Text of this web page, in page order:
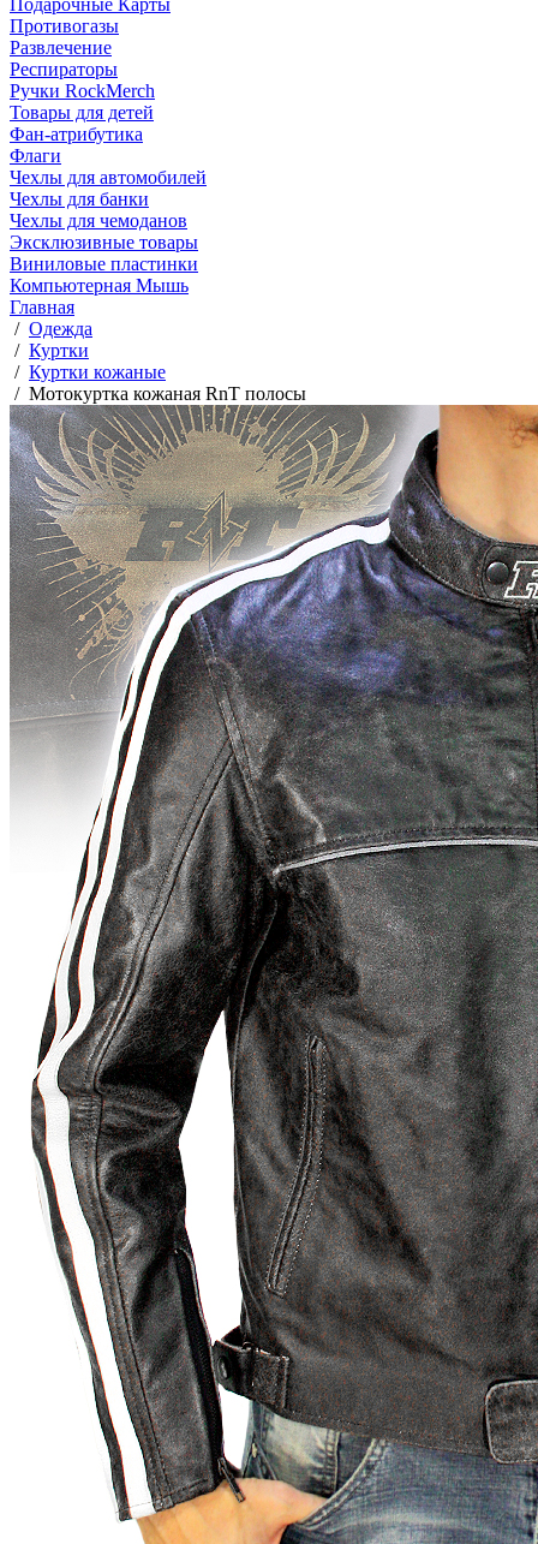
Подарочные Карты
Противогазы
Развлечение
Респираторы
Ручки RockMerch
Товары для детей
Фан-атрибутика
Флаги
Чехлы для автомобилей
Чехлы для банки
Чехлы для чемоданов
Эксклюзивные товары
Виниловые пластинки
Компьютерная Мышь
Главная
/ Одежда
/ Куртки
/ Куртки кожаные
/ Мотокуртка кожаная RnT полосы